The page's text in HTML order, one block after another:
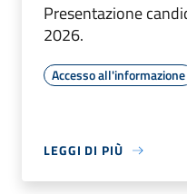
Presentazione
2026.
Accesso all'informazione
LEGGI DI PIÙ